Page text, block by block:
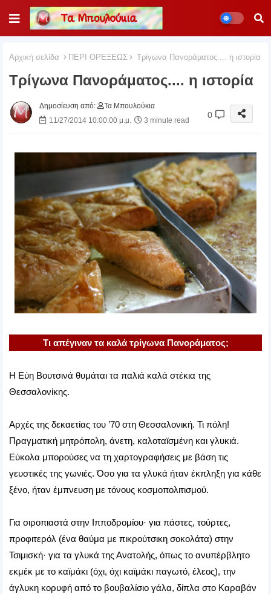
Αρχική σελίδα ΠΕΡΙ ΟΡΕΞΕΩΣ Τρίγωνα Πανοράματος.... η ιστορία
Τρίγωνα Πανοράματος.... η ιστορία
Δημοσίευση από:
Τα Μπουλούκια
11/27/2014 10:00:00 μ.μ.
3 minute read
0
Τι απέγιναν τα καλά τρίγωνα Πανοράματος;
Η Εύη Βουτσινά θυμάται τα παλιά καλά στέκια της
Θεσσαλονίκης.
Αρχές της δεκαετίας του ’70 στη Θεσσαλονική. Τι πόλη!
Πραγματική μητρόπολη, άνετη, καλοταϊσμένη και γλυκιά.
Εύκολα μπορούσες να τη χαρτογραφήσεις με βάση τις
γευστικές της γωνιές. Όσο για τα γλυκά ήταν έκπληξη για κάθε
ξένο, ήταν έμπνευση με τόνους κοσμοπολιτισμού.
Για σιροπιαστά στην Ιπποδρομίου· για πάστες, τούρτες,
προφιτερόλ (ένα θαύμα με πικρούτσικη σοκολάτα) στην
Τσιμισκή· για τα γλυκά της Ανατολής, όπως το ανυπέρβλητο
εκμέκ με το καϊμάκι (όχι, όχι καϊμάκι παγωτό, έλεος), την
άγλυκη κορυφή από το βουβαλίσιο γάλα, δίπλα στο Καραβάν